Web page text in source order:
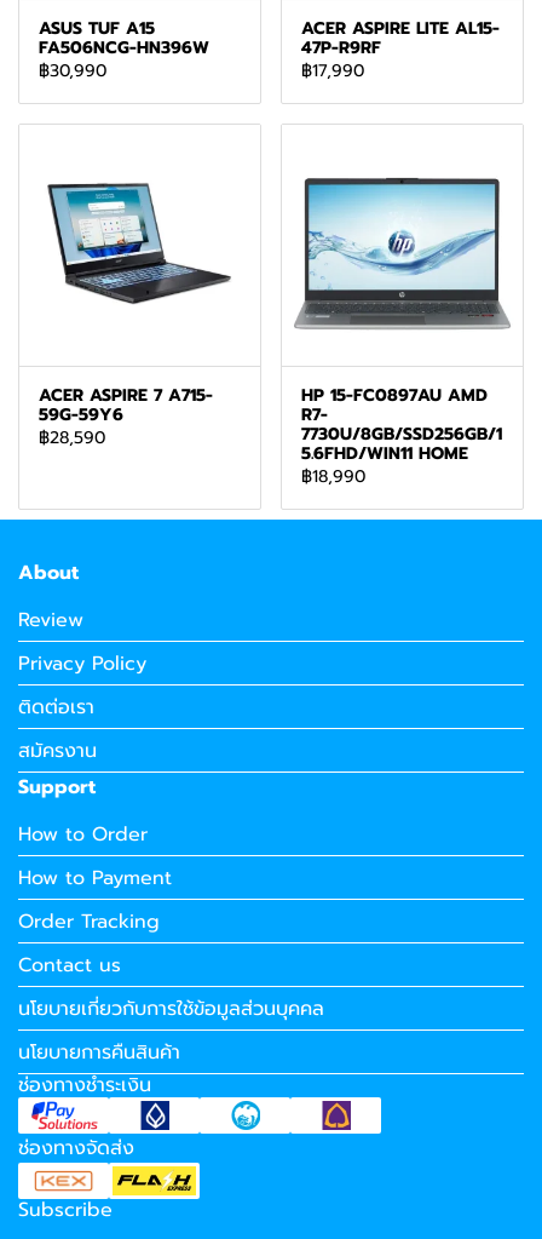
ASUS TUF A15
FA506NCG-HN396W
฿30,990
ACER ASPIRE LITE AL15-
47P-R9RF
฿17,990
ACER ASPIRE 7 A715-
59G-59Y6
฿28,590
HP 15-FC0897AU AMD
R7-
7730U/8GB/SSD256GB/1
5.6FHD/WIN11 HOME
฿18,990
About
Review
Privacy Policy
ติดต่อเรา
สมัครงาน
Support
How to Order
How to Payment
Order Tracking
Contact us
นโยบายเกี่ยวกับการใช้ข้อมูลส่วนบุคคล
นโยบายการคืนสินค้า
ช่องทางชำระเงิน
ช่องทางจัดส่ง
Subscribe